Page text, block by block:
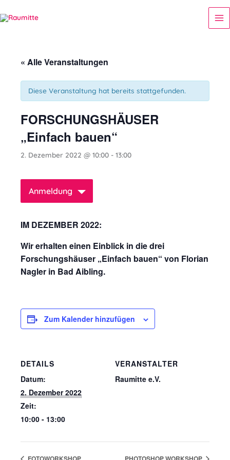
Inhalt
« Alle Veranstaltungen
Diese Veranstaltung hat bereits stattgefunden.
FORSCHUNGSHÄUSER
„Einfach bauen“
2. Dezember 2022 @ 10:00 - 13:00
Anmeldung
IM DEZEMBER 2022:
Wir erhalten einen Einblick in die drei
Forschungshäuser „Einfach bauen“ von Florian
Nagler in Bad Aibling.
Zum Kalender hinzufügen
DETAILS
Datum:
2. Dezember 2022
Zeit:
10:00 - 13:00
VERANSTALTER
Raumitte e.V.